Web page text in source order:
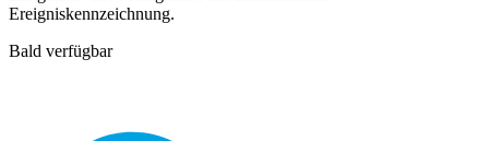
Ereigniskennzeichnung.
Bald verfügbar